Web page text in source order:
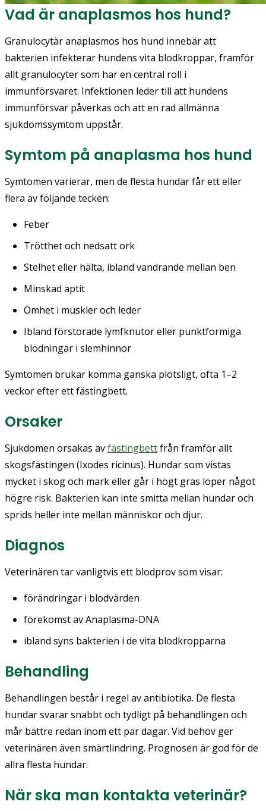
Vad är anaplasmos hos hund?
Granulocytär anaplasmos hos hund innebär att
bakterien infekterar hundens vita blodkroppar, framför
allt granulocyter som har en central roll i
immunförsvaret. Infektionen leder till att hundens
immunförsvar påverkas och att en rad allmänna
sjukdomssymtom uppstår.
Symtom på anaplasma hos hund
Symtomen varierar, men de flesta hundar får ett eller
flera av följande tecken:
Feber
Trötthet och nedsatt ork
Stelhet eller hälta, ibland vandrande mellan ben
Minskad aptit
Ömhet i muskler och leder
Ibland förstorade lymfknutor eller punktformiga
blödningar i slemhinnor
Symtomen brukar komma ganska plötsligt, ofta 1–2
veckor efter ett fästingbett.
Orsaker
Sjukdomen orsakas avfästingbettfrån framför allt
skogsfästingen (Ixodes ricinus). Hundar som vistas
mycket i skog och mark eller går i högt gräs löper något
högre risk. Bakterien kan inte smitta mellan hundar och
sprids heller inte mellan människor och djur.
Diagnos
Veterinären tar vanligtvis ett blodprov som visar:
förändringar i blodvärden
förekomst av Anaplasma-DNA
ibland syns bakterien i de vita blodkropparna
Behandling
Behandlingen består i regel av antibiotika. De flesta
hundar svarar snabbt och tydligt på behandlingen och
mår bättre redan inom ett par dagar. Vid behov ger
veterinären även smärtlindring. Prognosen är god för de
allra flesta hundar.
När ska man kontakta veterinär?